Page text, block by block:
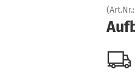
(Art.Nr.: